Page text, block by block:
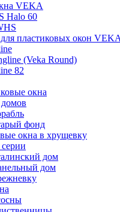
VEKA
Halo 60
пластиковых окон
(Veka Round)
82
окна
фонд
окна в хрущевку
дом
дом